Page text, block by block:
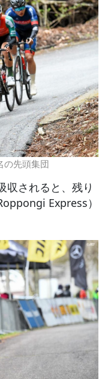
先頭集団
収されると、残り
Express）